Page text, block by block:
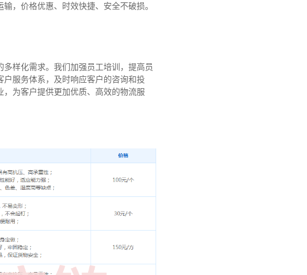
，价格优惠、时效快捷、安全不破损。
样化需求。我们加强员工培训，提高员
服务体系，及时响应客户的咨询和投
为客户提供更加优质、高效的物流服